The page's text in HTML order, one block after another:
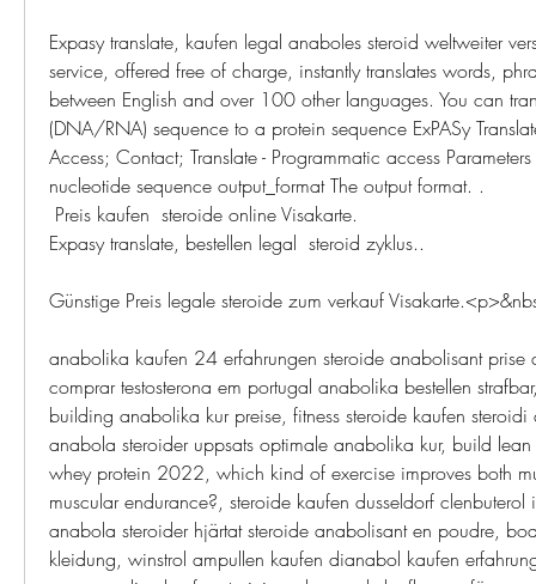
Expasy translate, kaufen legal anaboles steroid weltweiter
service, offered free of charge, instantly translates words,
between English and over 100 other languages. You can
(DNA/RNA) sequence to a protein sequence ExPASy
Access; Contact; Translate - Programmatic access
nucleotide sequence output_format The output format. .
Preis kaufen  steroide online Visakarte.
Expasy translate, bestellen legal  steroid zyklus..
Günstige Preis legale steroide zum verkauf
anabolika kaufen 24 erfahrungen steroide anabolisant prise
comprar testosterona em portugal anabolika bestellen
building anabolika kur preise, fitness steroide kaufen
anabola steroider uppsats optimale anabolika kur, build
whey protein 2022, which kind of exercise improves both
muscular endurance?, steroide kaufen dusseldorf
anabola steroider hjärtat steroide anabolisant en poudre,
kleidung, winstrol ampullen kaufen dianabol kaufen